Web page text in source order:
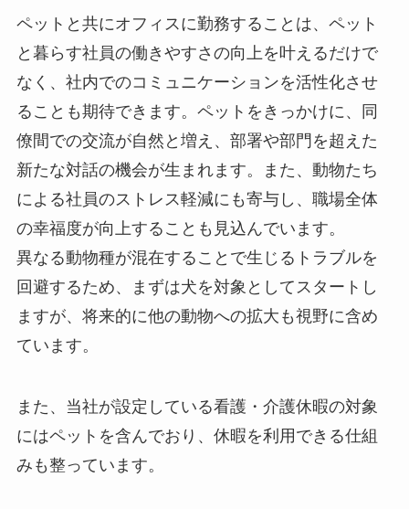
ペットと共にオフィスに勤務することは、ペット
と暮らす社員の働きやすさの向上を叶えるだけで
なく、社内でのコミュニケーションを活性化させ
ることも期待できます。ペットをきっかけに、同
僚間での交流が自然と増え、部署や部門を超えた
新たな対話の機会が生まれます。また、動物たち
による社員のストレス軽減にも寄与し、職場全体
の幸福度が向上することも見込んでいます。
異なる動物種が混在することで生じるトラブルを
回避するため、まずは犬を対象としてスタートし
ますが、将来的に他の動物への拡大も視野に含め
ています。
また、当社が設定している看護・介護休暇の対象
にはペットを含んでおり、休暇を利用できる仕組
みも整っています。